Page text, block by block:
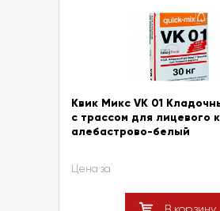
Квик Микс VK 01
с трассом для лицевого
алебастрово-белый
Цена за